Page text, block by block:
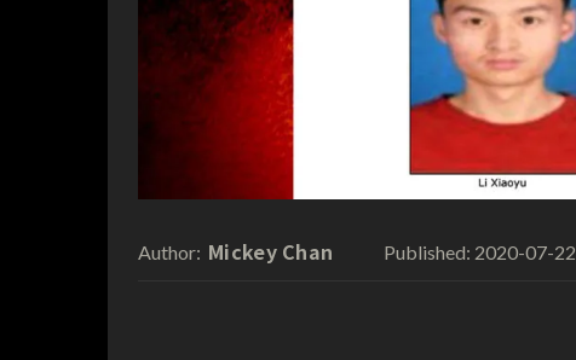
Author: Mickey Chan Published: 2020-07-22